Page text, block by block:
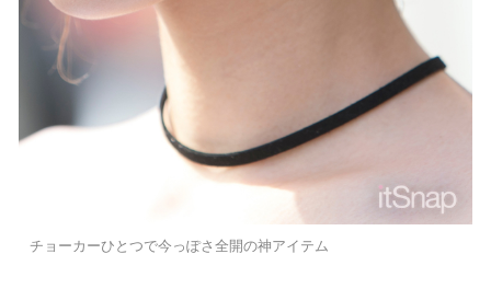
チョーカーひとつで今っぽさ全開の神アイテム